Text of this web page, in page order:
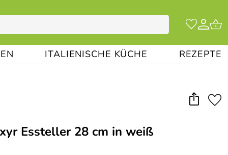
ITALIENISCHE KÜCHE REZEPTE
Essteller 28 cm in weiß